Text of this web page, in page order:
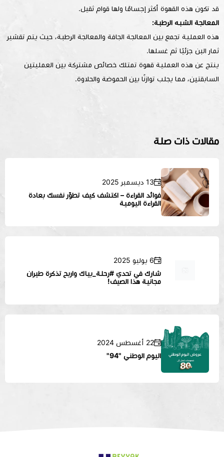
قد تكون هذه القهوة أكثر إجسامًا ولها قوام ثقيل.
المعالجة الشبه الرطبة:
هذه العملية تجمع بين المعالجة الجافة والمعالجة الرطبة، حيث يتم تقشير
ثمار البن جزئيًا ثم غسلها.
ينتج عن هذه العملية قهوة تمتلك خصائص مشتركة بين العمليتين
السابقتين، مما يجلب توازنًا بين الحموضة والحلاوة.
مقالات ذات صلة
13 ديسمبر 2025
فوائد القراءة – اكتشف كيف تطوّر نفسك بعادة
القراءة اليومية
6 يوليو 2025
شارك في تحدي #رحلة_بياك واربح تذكرة طيران
مجانية هذا الصيف!
22 أغسطس 2024
اليوم الوطني "94"